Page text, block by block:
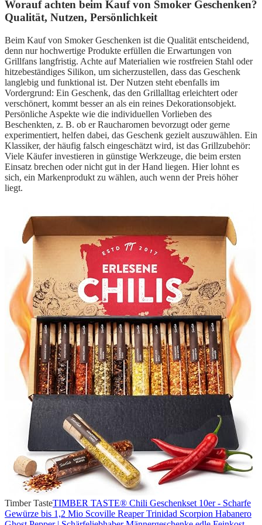
Worauf achten beim Kauf von Smoker Geschenken?
Qualität, Nutzen, Persönlichkeit
Beim Kauf von Smoker Geschenken ist die Qualität entscheidend,
denn nur hochwertige Produkte erfüllen die Erwartungen von
Grillfans langfristig. Achte auf Materialien wie rostfreien Stahl oder
hitzebeständiges Silikon, um sicherzustellen, dass das Geschenk
langlebig und funktional ist. Der Nutzen steht ebenfalls im
Vordergrund: Ein Geschenk, das den Grillalltag erleichtert oder
verschönert, kommt besser an als ein reines Dekorationsobjekt.
Persönliche Aspekte wie die individuellen Vorlieben des
Beschenkten, z. B. ob er Raucharomen bevorzugt oder gerne
experimentiert, helfen dabei, das Geschenk gezielt auszuwählen. Ein
Klassiker, der häufig falsch eingeschätzt wird, ist das Grillzubehör:
Viele Käufer investieren in günstige Werkzeuge, die beim ersten
Einsatz brechen oder nicht gut in der Hand liegen. Hier lohnt es
sich, ein Markenprodukt zu wählen, auch wenn der Preis höher
liegt.
Timber TasteTIMBER TASTE® Chili Geschenkset 10er - Scharfe
Gewürze bis 1,2 Mio Scoville Reaper Trinidad Scorpion Habanero